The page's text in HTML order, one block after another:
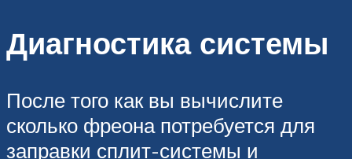
Диагностика системы
После того как вы вычислите
сколько фреона потребуется для
заправки сплит-системы и